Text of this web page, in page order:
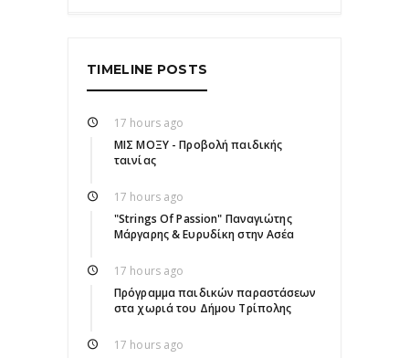
TIMELINE POSTS
17 hours ago
ΜΙΣ ΜΟΞΥ - Προβολή παιδικής
ταινίας
17 hours ago
"Strings Of Passion" Παναγιώτης
Μάργαρης & Ευρυδίκη στην Ασέα
17 hours ago
Πρόγραμμα παιδικών παραστάσεων
στα χωριά του Δήμου Τρίπολης
17 hours ago